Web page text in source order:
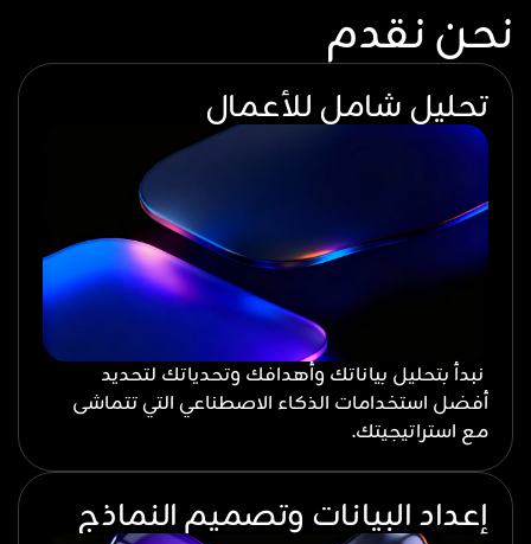
نحن نقدم
تحليل شامل للأعمال
نبدأ بتحليل بياناتك وأهدافك وتحدياتك لتحديد
أفضل استخدامات الذكاء الاصطناعي التي تتماشى
مع استراتيجيتك.
إعداد البيانات وتصميم النماذج